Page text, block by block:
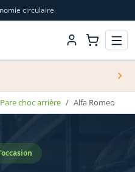
circulaire
Pare choc arrière Alfa Romeo